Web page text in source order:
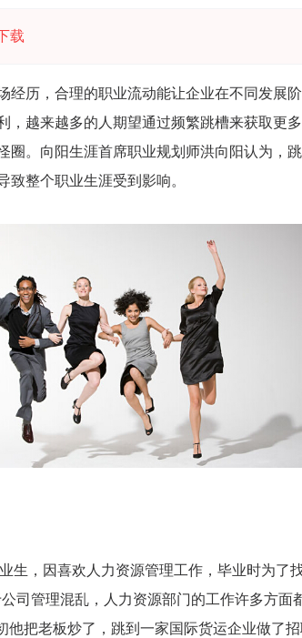
载
历，合理的职业流动能让企业在不同发展
，越来越多的人期望通过频繁跳槽来获取更
圈。向阳生涯首席职业规划师洪向阳认为，
整个职业生涯受到影响。
，因喜欢人力资源管理工作，毕业时为了
司管理混乱，人力资源部门的工作许多方面
把老板炒了，跳到一家国际货运企业做了